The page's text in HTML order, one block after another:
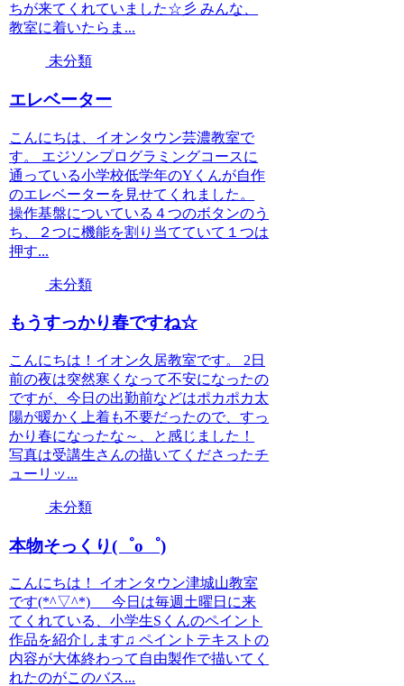
ちが来てくれていました☆彡 みんな、
教室に着いたらま...
未分類
エレベーター
こんにちは、イオンタウン芸濃教室で
す。 エジソンプログラミングコースに
通っている小学校低学年のYくんが自作
のエレベーターを見せてくれました。
操作基盤についている４つのボタンのう
ち、２つに機能を割り当てていて１つは
押す...
未分類
もうすっかり春ですね☆
こんにちは！イオン久居教室です。 2日
前の夜は突然寒くなって不安になったの
ですが、今日の出勤前などはポカポカ太
陽が暖かく上着も不要だったので、すっ
かり春になったな～、と感じました！
写真は受講生さんの描いてくださったチ
ューリッ...
未分類
本物そっくり(゜o゜)
こんにちは！ イオンタウン津城山教室
です(*^▽^*) 今日は毎週土曜日に来
てくれている、小学生Sくんのペイント
作品を紹介します♫ ペイントテキストの
内容が大体終わって自由製作で描いてく
れたのがこのバス...